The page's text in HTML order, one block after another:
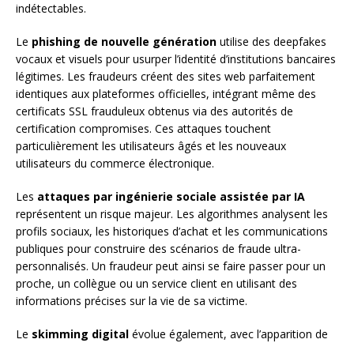
indétectables.
Le phishing de nouvelle génération utilise des deepfakes
vocaux et visuels pour usurper l’identité d’institutions bancaires
légitimes. Les fraudeurs créent des sites web parfaitement
identiques aux plateformes officielles, intégrant même des
certificats SSL frauduleux obtenus via des autorités de
certification compromises. Ces attaques touchent
particulièrement les utilisateurs âgés et les nouveaux
utilisateurs du commerce électronique.
Les attaques par ingénierie sociale assistée par IA
représentent un risque majeur. Les algorithmes analysent les
profils sociaux, les historiques d’achat et les communications
publiques pour construire des scénarios de fraude ultra-
personnalisés. Un fraudeur peut ainsi se faire passer pour un
proche, un collègue ou un service client en utilisant des
informations précises sur la vie de sa victime.
Le skimming digital évolue également, avec l’apparition de